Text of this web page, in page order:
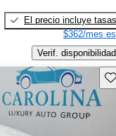
El precio incluye tasas
$362/mes
Verif. disponibilidad